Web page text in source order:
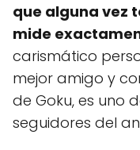
que alguna vez
mide
carismático
mejor amigo y
de Goku, es uno
seguidores del